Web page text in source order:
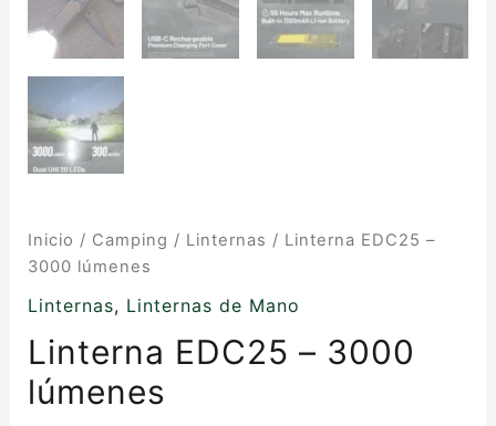
Inicio / Camping / Linternas / Linterna EDC25 –
3000 lúmenes
Linternas, Linternas de Mano
Linterna EDC25 – 3000
lúmenes